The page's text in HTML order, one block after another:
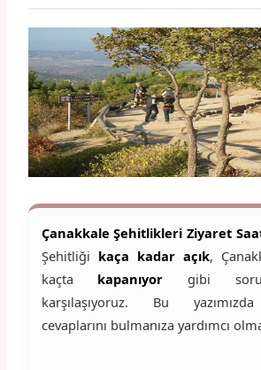
Çanakkale Şehitlikleri Ziyaret
Şehitliği kaça kadar açık,
kaçta kapanıyor gibi
karşılaşıyoruz. Bu yazımızda
cevaplarını bulmanıza yardımcı